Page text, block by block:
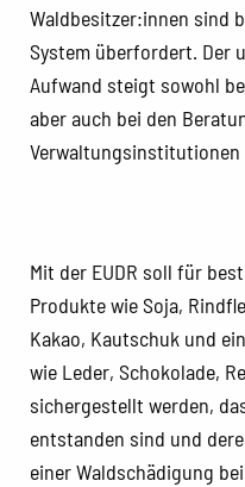
Waldbesitzer:innen sind
System überfordert. Der
Aufwand steigt sowohl
aber auch bei den
Verwaltungsinstitutionen
Mit der EUDR soll für
Produkte wie Soja,
Kakao, Kautschuk und
wie Leder, Schokolade,
sichergestellt werden,
entstanden sind und
einer Waldschädigung